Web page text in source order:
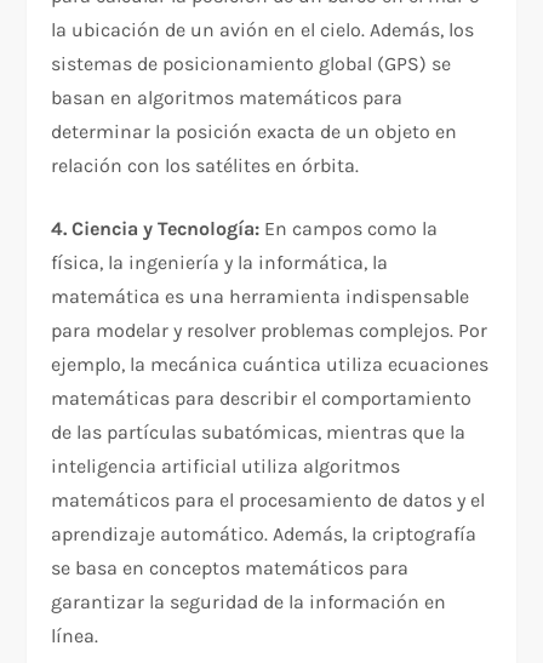
la ubicación de un avión en el cielo. Además, los
sistemas de posicionamiento global (GPS) se
basan en algoritmos matemáticos para
determinar la posición exacta de un objeto en
relación con los satélites en órbita.
4. Ciencia y Tecnología: En campos como la
física, la ingeniería y la informática, la
matemática es una herramienta indispensable
para modelar y resolver problemas complejos. Por
ejemplo, la mecánica cuántica utiliza ecuaciones
matemáticas para describir el comportamiento
de las partículas subatómicas, mientras que la
inteligencia artificial utiliza algoritmos
matemáticos para el procesamiento de datos y el
aprendizaje automático. Además, la criptografía
se basa en conceptos matemáticos para
garantizar la seguridad de la información en
línea.